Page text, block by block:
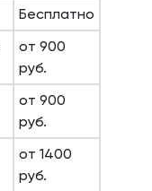
Бесплатно
от 900
руб.
от 900
руб.
от 1400
руб.